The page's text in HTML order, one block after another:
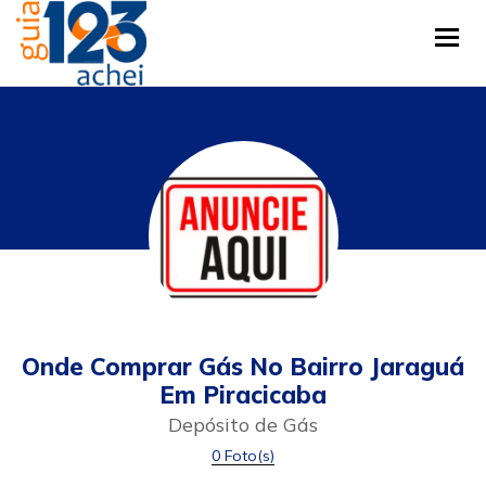
Onde Comprar Gás No Bairro Jaraguá
Em Piracicaba
Depósito de Gás
0 Foto(s)